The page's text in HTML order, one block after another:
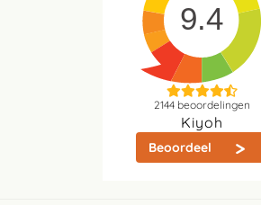
9.4
2144beoordelingen
Kiyoh
Beoordeel